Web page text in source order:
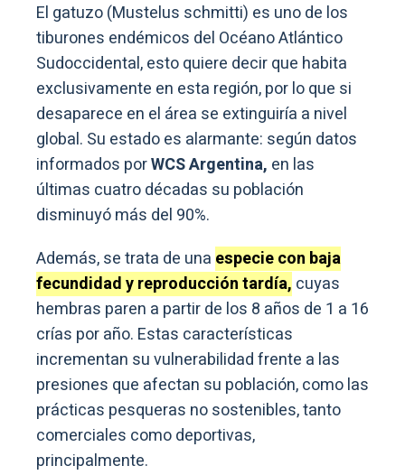
El gatuzo (Mustelus schmitti) es uno de los
tiburones endémicos del Océano Atlántico
Sudoccidental, esto quiere decir que habita
exclusivamente en esta región, por lo que si
desaparece en el área se extinguiría a nivel
global. Su estado es alarmante: según datos
informados porWCS Argentina, en las
últimas cuatro décadas su población
disminuyó más del 90%.
Además, se trata de una especie con baja
fecundidad y reproducción tardía, cuyas
hembras paren a partir de los 8 años de 1 a 16
crías por año. Estas características
incrementan su vulnerabilidad frente a las
presiones que afectan su población, como las
prácticas pesqueras no sostenibles, tanto
comerciales como deportivas,
principalmente.